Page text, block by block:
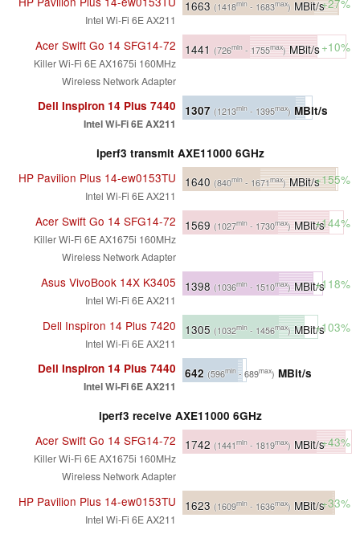
Intel Wi-Fi 6E AX211
1663 (1418min - 1683max) MBit/s+27%
Acer Swift Go 14 SFG14-72
Killer Wi-Fi 6E AX1675i 160MHz
Wireless Network Adapter
1441 (726min - 1755max) MBit/s+10%
Dell Inspiron 14 Plus 7440
Intel Wi-Fi 6E AX211
1307 (1213min - 1395max) MBit/s
iperf3 transmit AXE11000 6GHz
HP Pavilion Plus 14-ew0153TU
Intel Wi-Fi 6E AX211
1640 (840min - 1671max)MBit/s+155%
Acer Swift Go 14 SFG14-72
Killer Wi-Fi 6E AX1675i 160MHz
Wireless Network Adapter
1569 (1027min - 1730max) MBit/s+144%
Asus VivoBook 14X K3405
Intel Wi-Fi 6E AX211
1398 (1036min - 1510max)MBit/s+118%
Dell Inspiron 14 Plus 7420
Intel Wi-Fi 6E AX211
1305 (1032min - 1456max)MBit/s+103%
Dell Inspiron 14 Plus 7440
Intel Wi-Fi 6E AX211
642 (596min- 689max) MBit/s
iperf3 receive AXE11000 6GHz
Acer Swift Go 14 SFG14-72
Killer Wi-Fi 6E AX1675i 160MHz
Wireless Network Adapter
1742 (1441min - 1819max) MBit/s+43%
HP Pavilion Plus 14-ew0153TU
Intel Wi-Fi 6E AX211
1623 (1609min - 1636max) MBit/s+33%